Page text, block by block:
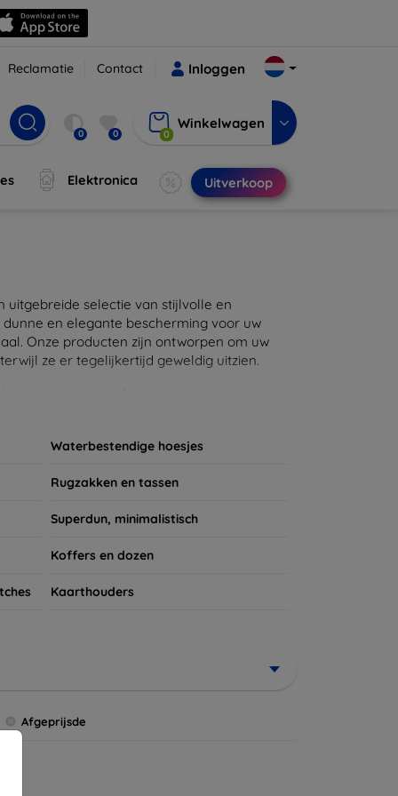
Reclamatie Contact Inloggen
0 0 0
Winkelwagen
Elektronica Uitverkoop
uitgebreide selectie van stijlvolle en
en elegante bescherming voor uw
Onze producten zijn ontworpen om uw
ze er tegelijkertijd geweldig uitzien.
te kijken voor een complete bescherming
verdient!
Waterbestendige hoesjes
Rugzakken en tassen
Superdun, minimalistisch
Koffers en dozen
Kaarthouders
Afgeprijsde